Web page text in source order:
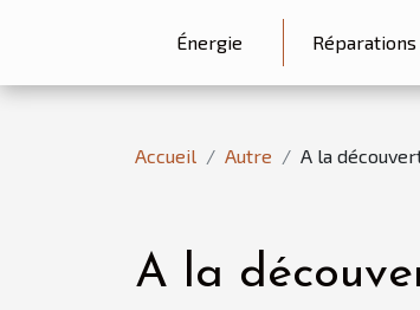
Énergie Réparations
Accueil Autre A la
A la